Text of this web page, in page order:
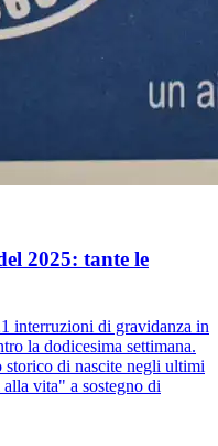
2025: tante le
interruzioni di gravidanza in
la dodicesima settimana.
di nascite negli ultimi
vita" a sostegno di